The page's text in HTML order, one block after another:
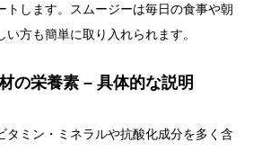
トします。スムージーは毎日の食事や朝
方も簡単に取り入れられます。
の栄養素 – 具体的な説明
タミン・ミネラルや抗酸化成分を多く含